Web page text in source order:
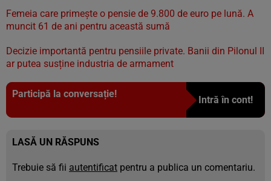
Femeia care primește o pensie de 9.800 de euro pe lună. A
muncit 61 de ani pentru această sumă
Decizie importantă pentru pensiile private. Banii din Pilonul II
ar putea susține industria de armament
Participă la conversație!
Intră în cont!
LASĂ UN RĂSPUNS
Trebuie să fii autentificat pentru a publica un comentariu.